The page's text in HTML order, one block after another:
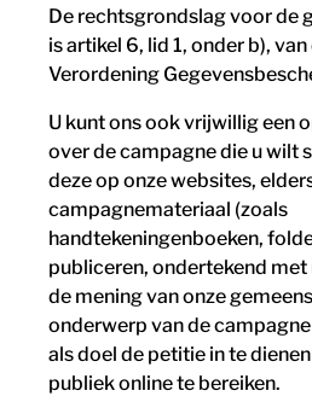
De rechtsgrondslag voor de
is artikel 6, lid 1, onder b),
Verordening
U kunt ons ook vrijwillig een
over de campagne die u wilt
deze op onze websites,
campagnemateriaal (zoals
handtekeningenboeken,
publiceren, ondertekend
de mening van onze
onderwerp van de
als doel de petitie in te
publiek online te bereiken.